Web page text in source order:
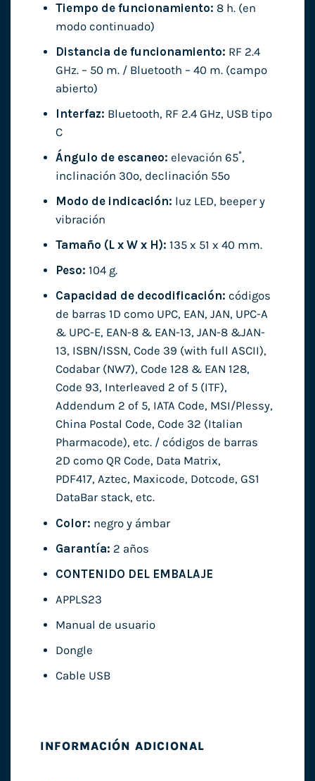
Tiempo de funcionamiento: 8 h. (en
modo continuado)
Distancia de funcionamiento: RF 2.4
GHz. – 50 m. / Bluetooth – 40 m. (campo
abierto)
Interfaz: Bluetooth, RF 2.4 GHz, USB tipo
C
Ángulo de escaneo: elevación 65˚,
inclinación 30º, declinación 55º
Modo de indicación: luz LED, beeper y
vibración
Tamaño (L x W x H): 135 x 51 x 40 mm.
Peso: 104 g.
Capacidad de decodificación: códigos
de barras 1D como UPC, EAN, JAN, UPC-A
& UPC-E, EAN-8 & EAN-13, JAN-8 &JAN-
13, ISBN/ISSN, Code 39 (with full ASCII),
Codabar (NW7), Code 128 & EAN 128,
Code 93, Interleaved 2 of 5 (ITF),
Addendum 2 of 5, IATA Code, MSI/Plessy,
China Postal Code, Code 32 (Italian
Pharmacode), etc. / códigos de barras
2D como QR Code, Data Matrix,
PDF417, Aztec, Maxicode, Dotcode, GS1
DataBar stack, etc.
Color: negro y ámbar
Garantía: 2 años
CONTENIDO DEL EMBALAJE
APPLS23
Manual de usuario
Dongle
Cable USB
INFORMACIÓN ADICIONAL